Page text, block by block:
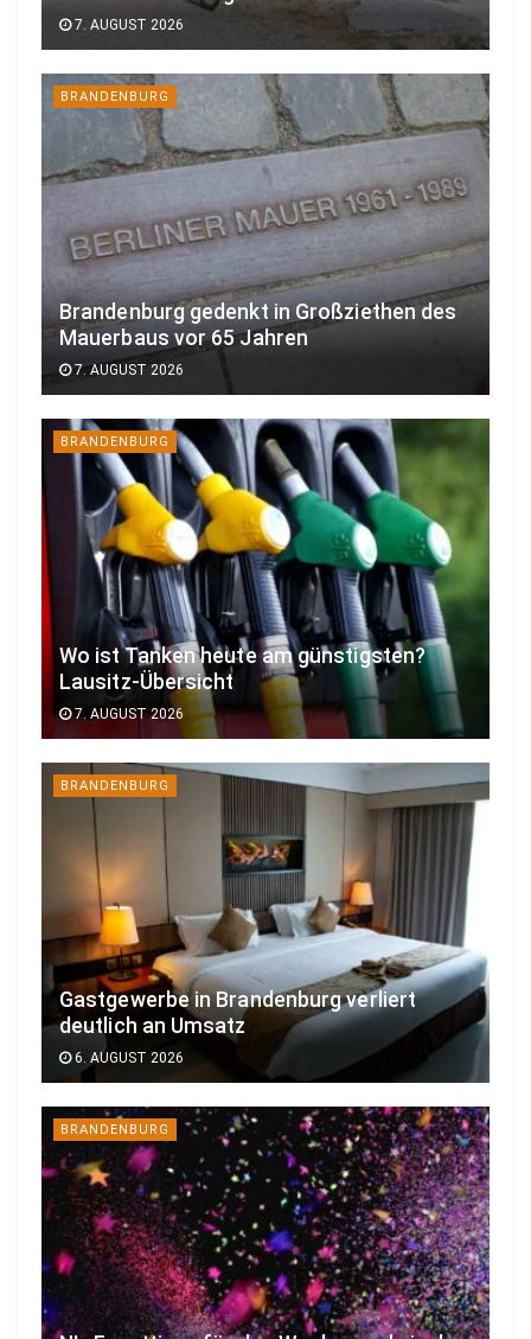
7. AUGUST 2026
BRANDENBURG
Brandenburg gedenkt in Großziethen des
Mauerbaus vor 65 Jahren
7. AUGUST 2026
BRANDENBURG
Wo ist Tanken heute am günstigsten?
Lausitz-Übersicht
7. AUGUST 2026
BRANDENBURG
Gastgewerbe in Brandenburg verliert
deutlich an Umsatz
6. AUGUST 2026
BRANDENBURG